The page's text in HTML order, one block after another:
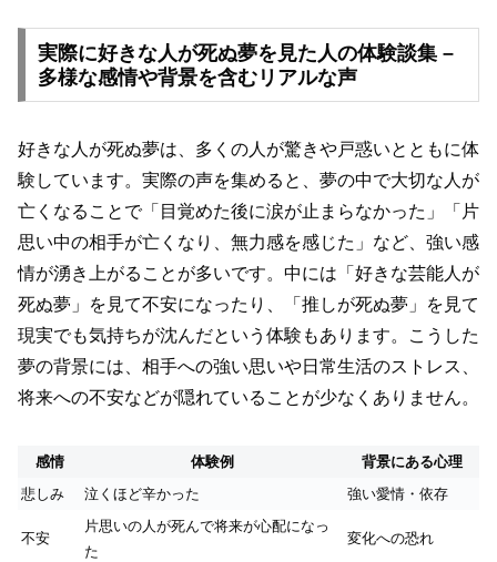
実際に好きな人が死ぬ夢を見た人の体験談集 –
多様な感情や背景を含むリアルな声
好きな人が死ぬ夢は、多くの人が驚きや戸惑いとともに体
験しています。実際の声を集めると、夢の中で大切な人が
亡くなることで「目覚めた後に涙が止まらなかった」「片
思い中の相手が亡くなり、無力感を感じた」など、強い感
情が湧き上がることが多いです。中には「好きな芸能人が
死ぬ夢」を見て不安になったり、「推しが死ぬ夢」を見て
現実でも気持ちが沈んだという体験もあります。こうした
夢の背景には、相手への強い思いや日常生活のストレス、
将来への不安などが隠れていることが少なくありません。
感情 体験例
背景にある心理
悲しみ
泣くほど辛かった 強い愛情・依存
不安
片思いの人が死んで将来が心配になっ
た
変化への恐れ